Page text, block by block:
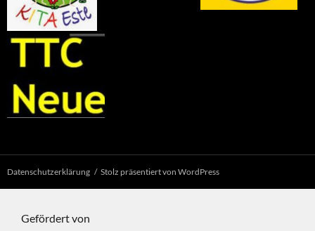
Datenschutzerklärung Stolz präsentiert von WordPress
Gefördert von